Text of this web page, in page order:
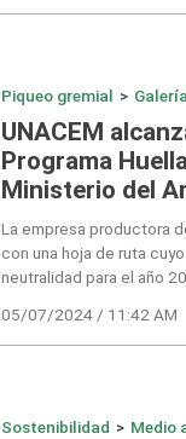
Piqueo gremial >
UNACEM
Programa
Ministerio del
La empresa productora
con una hoja de ruta
neutralidad para el año
05/07/2024 / 11:42 AM
Sostenibilidad > Medio